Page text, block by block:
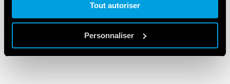
Tout autoriser
Personnaliser